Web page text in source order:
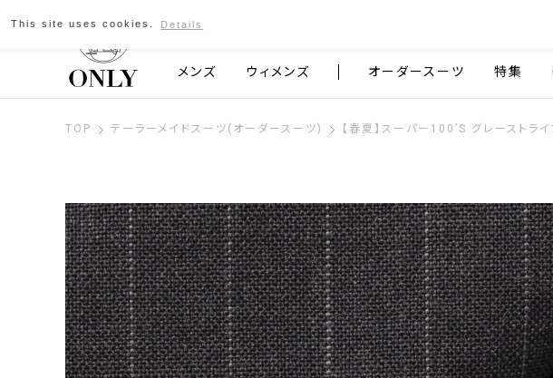
京都発のスーツブランド ONLY
メンズ ウィメンズ オーダースーツ 特集
TOP テーラーメイドスーツ(オーダースーツ) 【春夏】スーパー100’S グレーストライ
This site uses cookies. Details